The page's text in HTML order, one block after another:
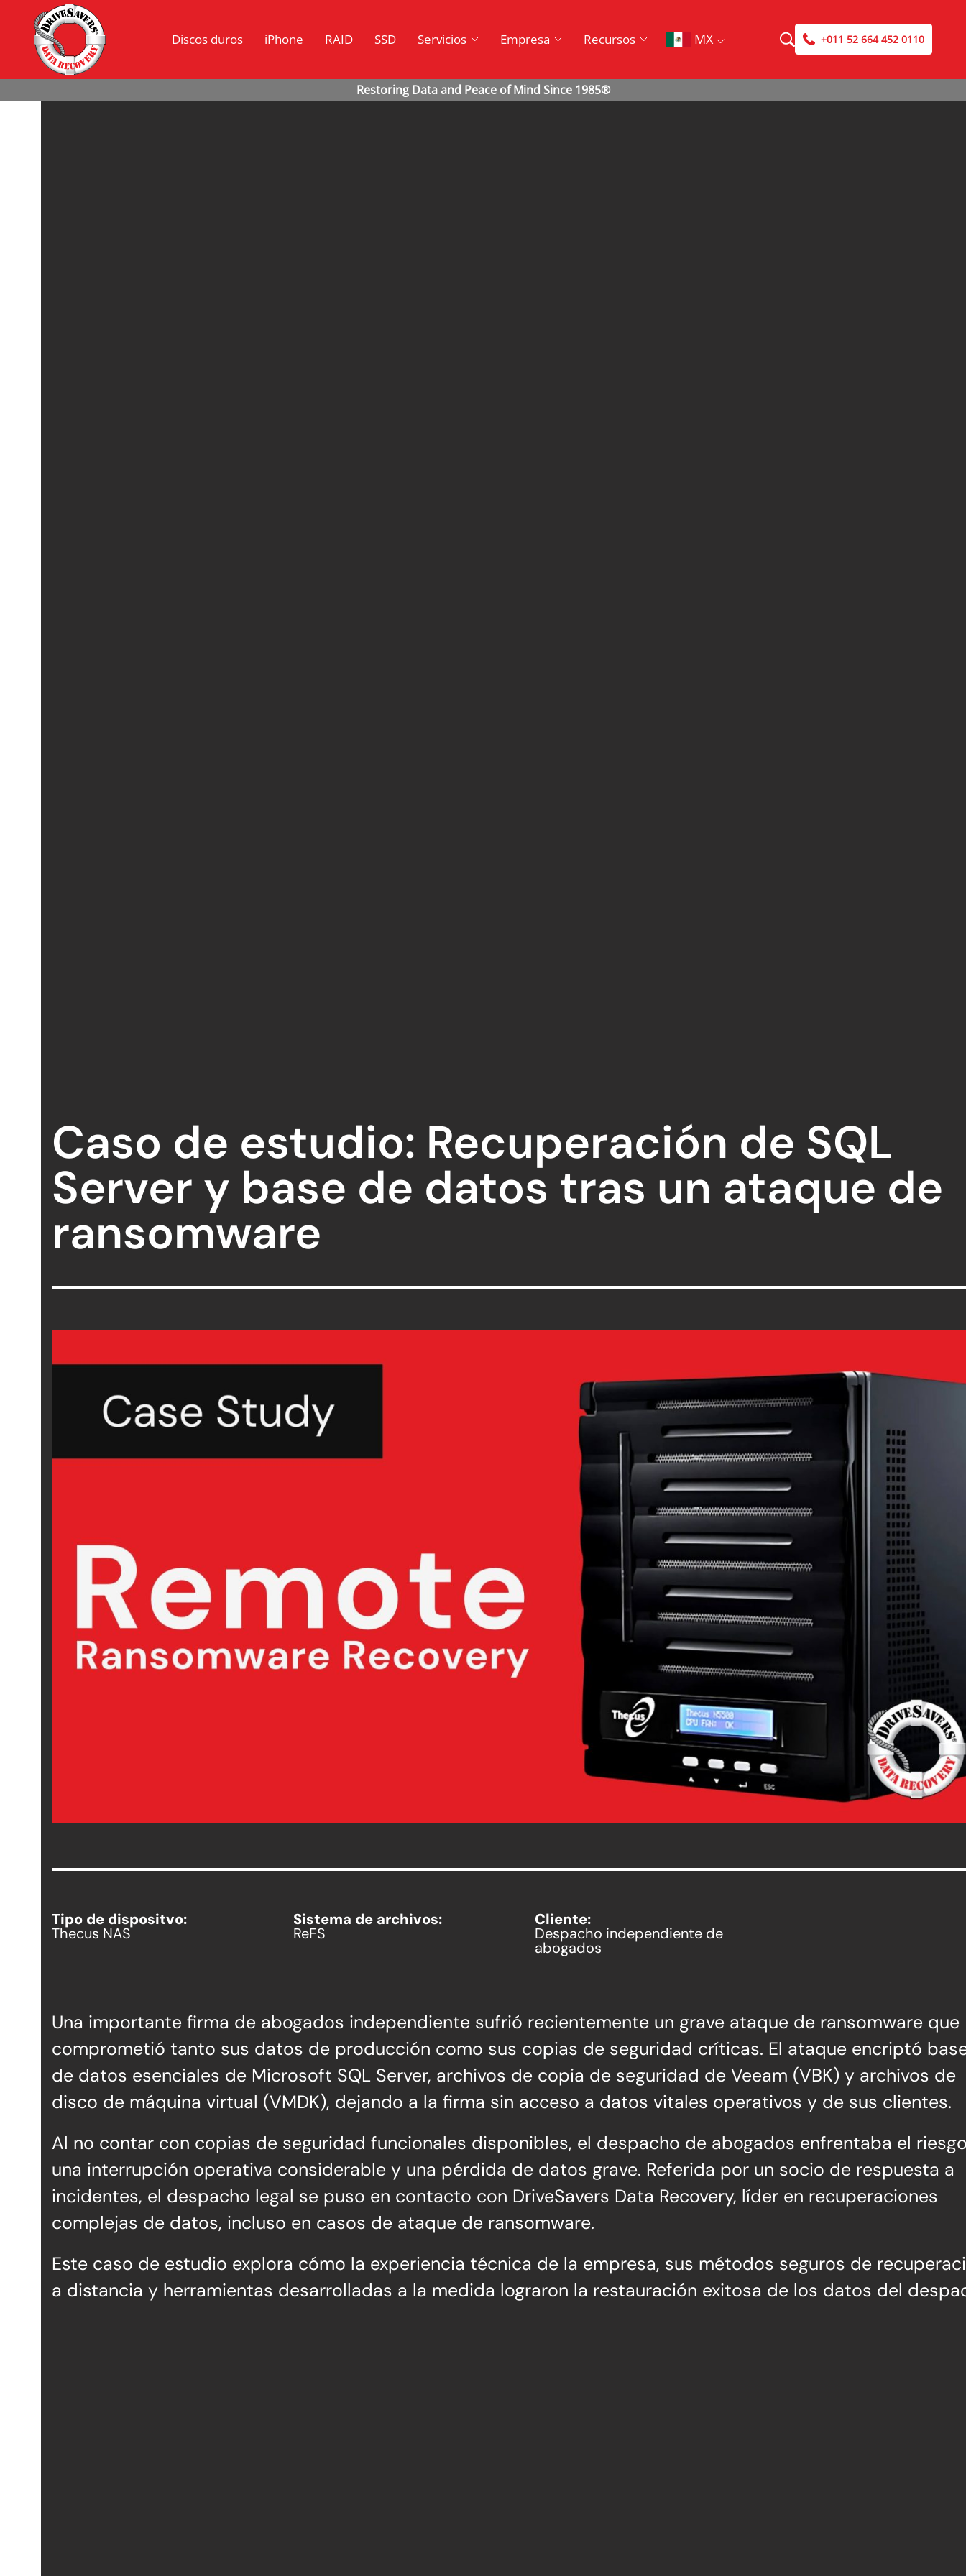
Discos duros iPhone RAID SSD Servicios Empresa Recursos MX +011 52 664 452 0110
Caso de estudio: Recuperación de SQL
Server y base de datos tras un ataque de
ransomware
Tipo de dispositvo:
Thecus NAS
Sistema de archivos:
ReFS
Cliente:
Despacho independiente de
abogados
Una importante firma de abogados independiente sufrió recientemente un grave ataque de ransomware que
comprometió tanto sus datos de producción como sus copias de seguridad críticas. El ataque encriptó
de datos esenciales de Microsoft SQL Server, archivos de copia de seguridad de Veeam (VBK) y archivos de
disco de máquina virtual (VMDK), dejando a la firma sin acceso a datos vitales operativos y de sus clientes.
Al no contar con copias de seguridad funcionales disponibles, el despacho de abogados enfrentaba el
una interrupción operativa considerable y una pérdida de datos grave. Referida por un socio de respuesta a
incidentes, el despacho legal se puso en contacto con DriveSavers Data Recovery, líder en recuperaciones
complejas de datos, incluso en casos de ataque de ransomware.
Este caso de estudio explora cómo la experiencia técnica de la empresa, sus métodos seguros de
a distancia y herramientas desarrolladas a la medida lograron la restauración exitosa de los datos del